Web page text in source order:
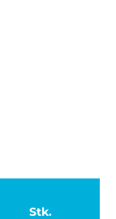
Stk.